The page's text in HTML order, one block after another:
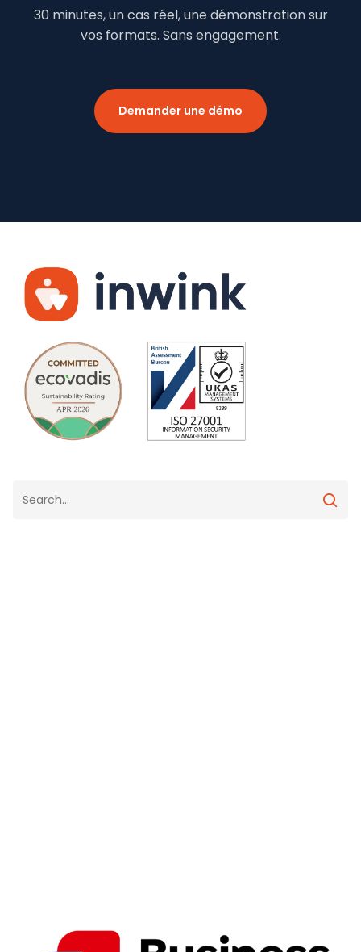
30 minutes, un cas réel, une démonstration sur
vos formats. Sans engagement.
Demander une démo